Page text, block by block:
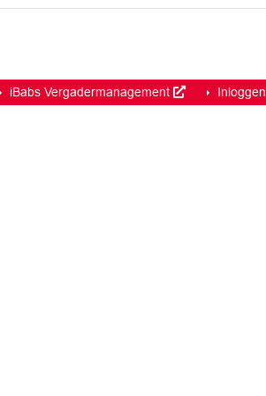
iBabs Vergadermanagement Inloggen